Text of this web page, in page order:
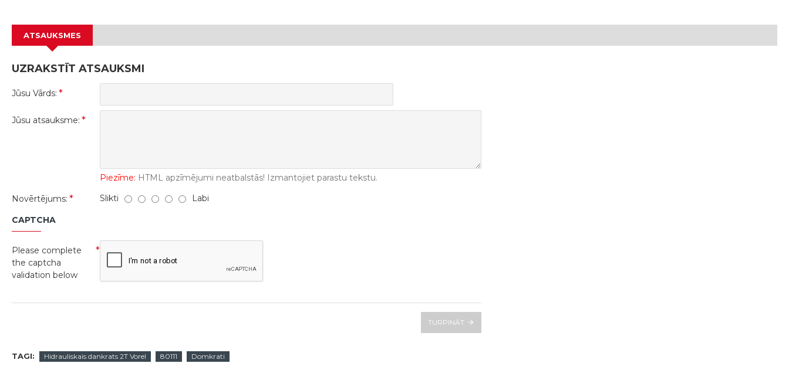
ATSAUKSMES
UZRAKSTĪT ATSAUKSMI
Jūsu Vārds:
Jūsu atsauksme:
Piezīme: HTML apzīmējumi neatbalstās! Izmantojiet parastu tekstu.
Novērtējums:
Slikti Labi
CAPTCHA
Please complete
the captcha
validation below
TURPINĀT
TAGI: Hidrauliskais dankrats 2T Vorel 80111 Domkrati